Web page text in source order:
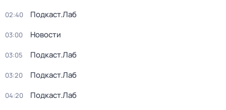
02:40 Подкаст.Лаб
03:00 Новости
03:05 Подкаст.Лаб
03:20 Подкаст.Лаб
04:20 Подкаст.Лаб